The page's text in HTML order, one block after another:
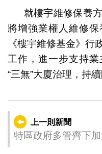
就樓宇維修保養
將增強業權人維修
《樓宇維修基金》行
工作，進一步支持
“三無”大廈治理，持
上一則新聞
特區政府多管齊下